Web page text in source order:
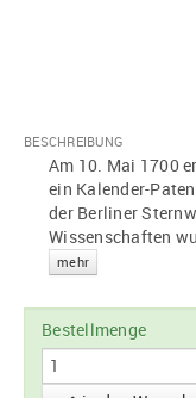
BESCHREIBUNG
Am 10. Mai 1700
ein Kalender-
der Berliner
Wissenschaften
mehr
Bestellmenge